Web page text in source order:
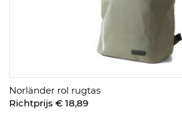
Norländer rol rugtas
Richtprijs € 18,89